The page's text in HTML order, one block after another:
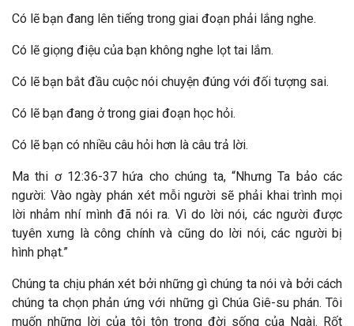
Có lẽ bạn đang lên tiếng trong giai đoạn phải lắng nghe.
Có lẽ giọng điệu của bạn không nghe lọt tai lắm.
Có lẽ bạn bắt đầu cuộc nói chuyện đúng với đối tượng sai.
Có lẽ bạn đang ở trong giai đoạn học hỏi.
Có lẽ bạn có nhiều câu hỏi hơn là câu trả lời.
Ma thi ơ 12:36-37 hứa cho chúng ta, “Nhưng Ta bảo các
người: Vào ngày phán xét mỗi người sẽ phải khai trình mọi
lời nhảm nhí mình đã nói ra. Vì do lời nói, các người được
tuyên xưng là công chính và cũng do lời nói, các người bị
hình phạt.”
Chúng ta chịu phán xét bởi những gì chúng ta nói và bởi cách
chúng ta chọn phản ứng với những gì Chúa Giê-su phán. Tôi
muốn những lời của tôi tôn trọng đời sống của Ngài. Rốt